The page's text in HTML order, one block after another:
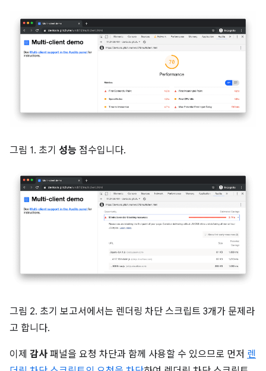
그림 1. 초기 성능 점수입니다.
그림 2. 초기 보고서에서는 렌더링 차단 스크립트 3개가 문제라
고 합니다.
이제 감사 패널을 요청 차단과 함께 사용할 수 있으므로 먼저 렌